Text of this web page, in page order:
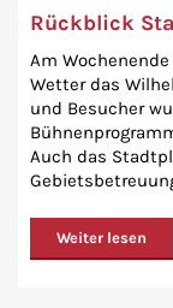
Rückblick
Am
Wetter das
und Besucher
Auch das
Weiter lesen